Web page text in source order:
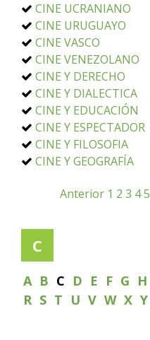
CINE UCRANIANO
CINE URUGUAYO
CINE VASCO
CINE VENEZOLANO
CINE Y DERECHO
CINE Y DIALECTICA
CINE Y EDUCACIÓN
CINE Y ESPECTADOR
CINE Y FILOSOFIA
CINE Y GEOGRAFÍA
Anterior 1 2 3 45
C
A B C D E F G H
R S T U V W X Y